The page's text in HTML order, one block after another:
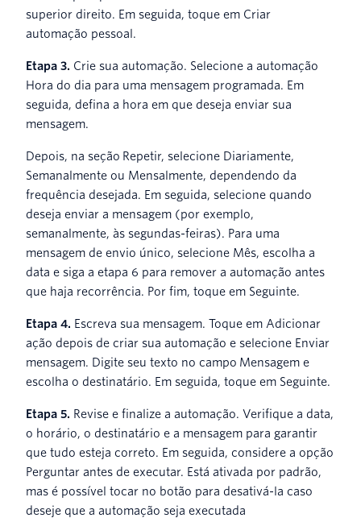
superior direito. Em seguida, toque em Criar
automação pessoal.
Etapa 3. Crie sua automação. Selecione a automação
Hora do dia para uma mensagem programada. Em
seguida, defina a hora em que deseja enviar sua
mensagem.
Depois, na seção Repetir, selecione Diariamente,
Semanalmente ou Mensalmente, dependendo da
frequência desejada. Em seguida, selecione quando
deseja enviar a mensagem (por exemplo,
semanalmente, às segundas-feiras). Para uma
mensagem de envio único, selecione Mês, escolha a
data e siga a etapa 6 para remover a automação antes
que haja recorrência. Por fim, toque em Seguinte.
Etapa 4. Escreva sua mensagem. Toque em Adicionar
ação depois de criar sua automação e selecione Enviar
mensagem. Digite seu texto no campo Mensagem e
escolha o destinatário. Em seguida, toque em Seguinte.
Etapa 5. Revise e finalize a automação. Verifique a data,
o horário, o destinatário e a mensagem para garantir
que tudo esteja correto. Em seguida, considere a opção
Perguntar antes de executar. Está ativada por padrão,
mas é possível tocar no botão para desativá-la caso
deseje que a automação seja executada